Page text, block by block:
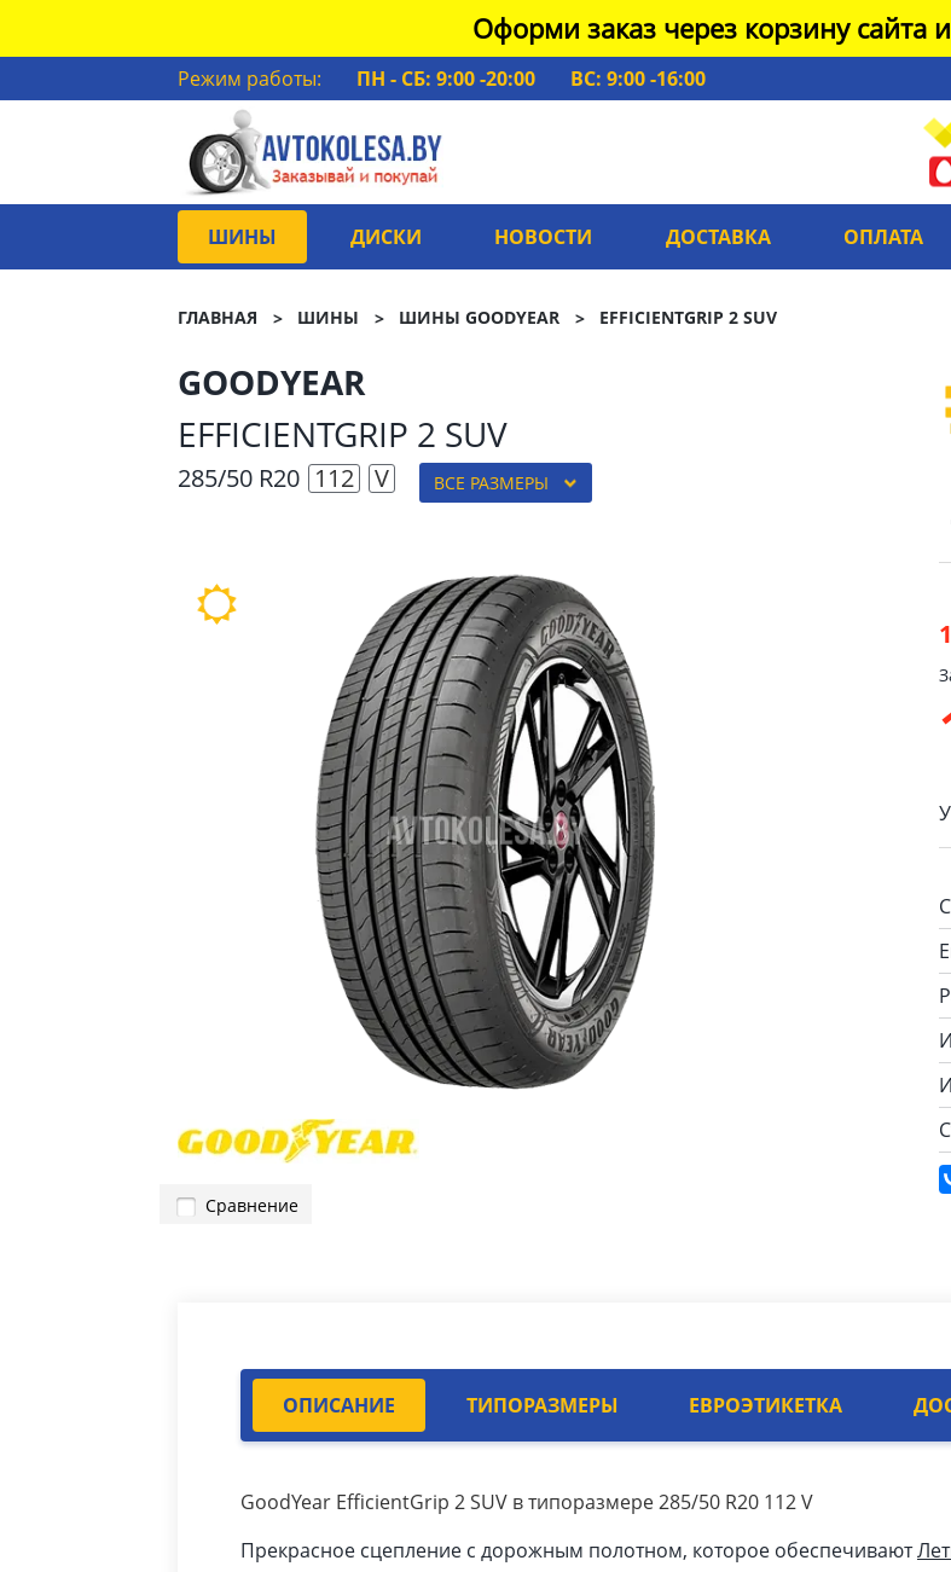
Оформи заказ через корзину сайта
Режим работы: ПН - СБ: 9:00 -20:00
ВС: 9:00 -16:00
ШИНЫ ДИСКИ НОВОСТИ ДОСТАВКА ОПЛАТА
ГЛАВНАЯ ШИНЫ ШИНЫ GOODYEAR EFFICIENTGRIP 2 SUV
GOODYEAR
EFFICIENTGRIP 2 SUV
285/50 R20 112 V ВСЕ РАЗМЕРЫ
Сравнение
ОПИСАНИЕ ТИПОРАЗМЕРЫ ЕВРОЭТИКЕТКА
GoodYear EfficientGrip 2 SUV в типоразмере 285/50 R20 112 V
Прекрасное сцепление с дорожным полотном, которое обеспечивают